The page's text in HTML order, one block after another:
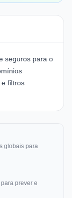
seguros para o
filtros
globais para
prever e